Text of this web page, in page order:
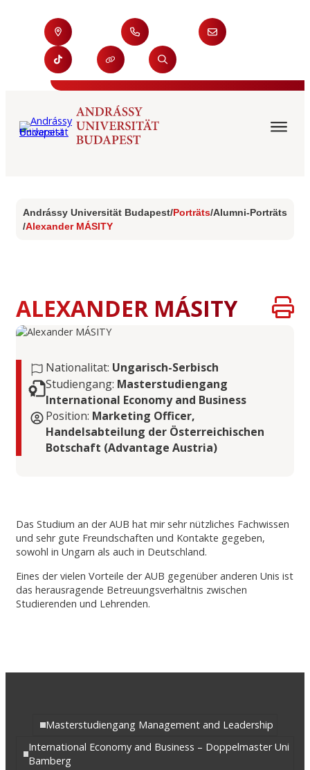
Andrássy Universität Budapest/Porträts/Alumni-Porträts
/Alexander MÁSITY
ALEXANDER MÁSITY
Nationalitat: Ungarisch-Serbisch
Studiengang: Masterstudiengang
International Economy and Business
Position: Marketing Officer,
Handelsabteilung der Österreichischen
Botschaft (Advantage Austria)
Das Studium an der AUB hat mir sehr nützliches Fachwissen
und sehr gute Freundschaften und Kontakte gegeben,
sowohl in Ungarn als auch in Deutschland.
Eines der vielen Vorteile der AUB gegenüber anderen Unis ist
das herausragende Betreuungsverhältnis zwischen
Studierenden und Lehrenden.
Masterstudiengang Management and Leadership
International Economy and Business – Doppelmaster Uni
Bamberg